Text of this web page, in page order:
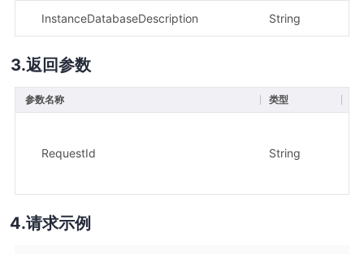
InstanceDatabaseDescription String
返回参数
参数名称 类型
RequestId String
请求示例